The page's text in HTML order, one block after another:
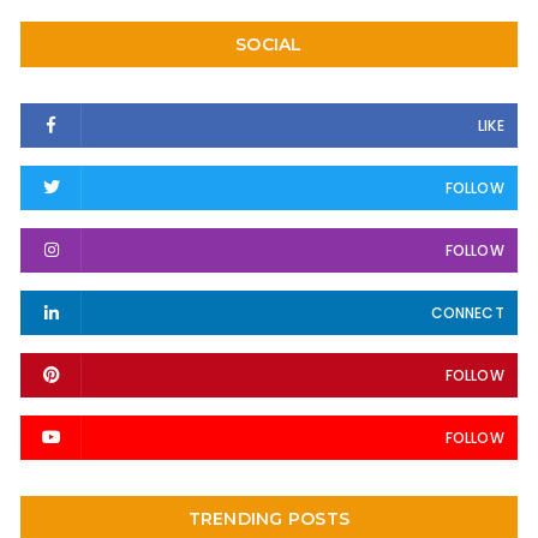
SOCIAL
LIKE
FOLLOW
FOLLOW
CONNECT
FOLLOW
FOLLOW
TRENDING POSTS